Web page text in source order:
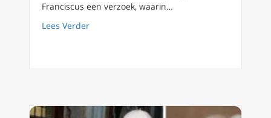
Franciscus een verzoek, waarin…
Lees Verderabout Titus Brandsma: Een nieuwe